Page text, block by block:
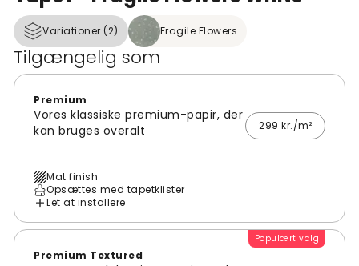
Variationer (2) Fragile Flowers
Tilgængelig som
Premium
Vores klassiske premium-papir, der
kan bruges overalt
299 kr./m²
Mat finish
Opsættes med tapetklister
Let at installere
Populært valg
Premium Textured